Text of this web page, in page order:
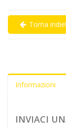
Torna
Informazioni
INVIACI